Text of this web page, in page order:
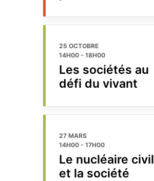
25 OCTOBRE
14H00 - 18H00
Les sociétés au
défi du vivant
27 MARS
14H00 - 17H00
Le nucléaire civil
et la société